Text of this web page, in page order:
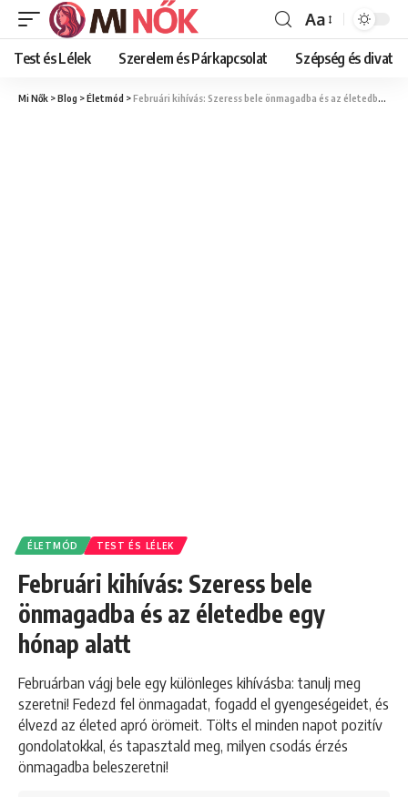
Font
Resizer
Aa
Test és Lélek Szerelem és Párkapcsolat Szépség és divat
Mi Nők >Blog >Életmód >Februári kihívás: Szeress bele önmagadba és az életedbe egy hónap alatt
ÉLETMÓD TEST ÉS LÉLEK
Februári kihívás: Szeress bele
önmagadba és az életedbe egy
hónap alatt
Februárban vágj bele egy különleges kihívásba: tanulj meg
szeretni! Fedezd fel önmagadat, fogadd el gyengeségeidet, és
élvezd az életed apró örömeit. Tölts el minden napot pozitív
gondolatokkal, és tapasztald meg, milyen csodás érzés
önmagadba beleszeretni!